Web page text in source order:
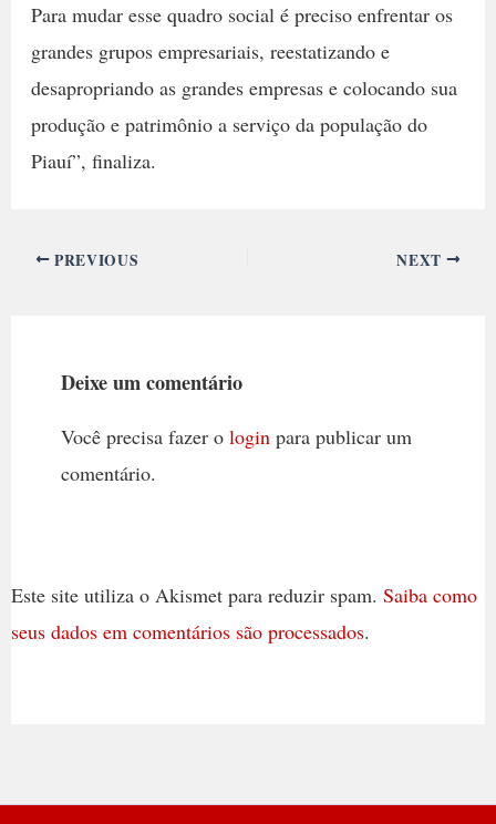
Para mudar esse quadro social é preciso enfrentar os
grandes grupos empresariais, reestatizando e
desapropriando as grandes empresas e colocando sua
produção e patrimônio a serviço da população do
Piauí”, finaliza.
PREVIOUS NEXT
Deixe um comentário
Você precisa fazer o loginpara publicar um
comentário.
Este site utiliza o Akismet para reduzir spam. Saiba como
seus dados em comentários são processados.